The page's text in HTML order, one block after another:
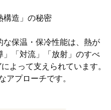
構造」の秘密
な保温・保冷性能は、熱が
「対流」「放射」のすべ
よって支えられています。
アプローチです。